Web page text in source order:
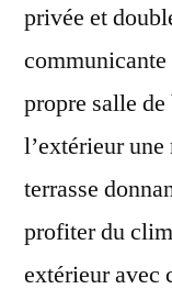
privée et
communicante
propre salle
l’extérieur
terrasse
profiter du
extérieur avec